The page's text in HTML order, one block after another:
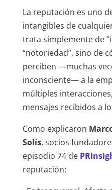
La reputación es uno
intangibles de
trata simplemente de
“notoriedad”, sino de
perciben —muchas
inconsciente— a la
múltiples
mensajes recibidos a
Como explicaron
Solís, socios
episodio 74 de
reputación: